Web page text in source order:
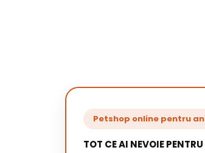
Petshop online pentru
TOT CE AI NEVOIE